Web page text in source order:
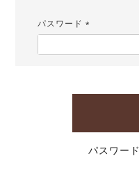
パスワード
パスワー